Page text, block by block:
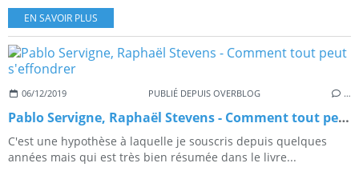
EN SAVOIR PLUS
06/12/2019 PUBLIÉ DEPUIS OVERBLOG …
Pablo Servigne, Raphaël Stevens - Comment tout peut s'effondrer
C'est une hypothèse à laquelle je souscris depuis quelques
années mais qui est très bien résumée dans le livre...